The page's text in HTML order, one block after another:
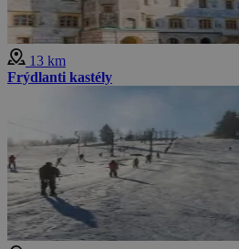
13 km
Frýdlanti kastély